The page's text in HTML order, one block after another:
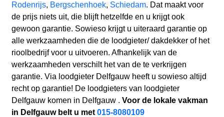
Rodenrijs, Bergschenhoek, Schiedam. Dat maakt voor
de prijs niets uit, die blijft hetzelfde en u krijgt ook
gewoon garantie. Sowieso krijgt u uiteraard garantie op
alle werkzaamheden die de loodgieter/ dakdekker of het
rioolbedrijf voor u uitvoeren. Afhankelijk van de
werkzaamheden verschilt het van de te verkrijgen
garantie. Via loodgieter Delfgauw heeft u sowieso altijd
recht op garantie! De loodgieters van loodgieter
Delfgauw komen in Delfgauw . Voor de lokale vakman
in Delfgauw belt u met015-8080109